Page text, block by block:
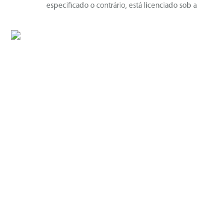
especificado o contrário, está licenciado sob a